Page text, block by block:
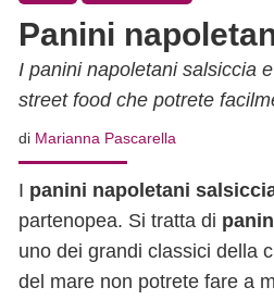
Panini
I panini napoletani salsiccia
street food che potrete
di Marianna Pascarella
I panini napoletani
partenopea. Si tratta di
uno dei grandi classici della
del mare non potrete fare a